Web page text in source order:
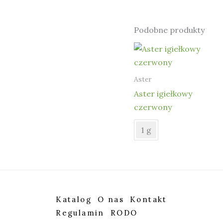
Podobne produkty
Aster
Aster igiełkowy
czerwony
1 g
Katalog O nas
Kontakt
Regulamin
RODO